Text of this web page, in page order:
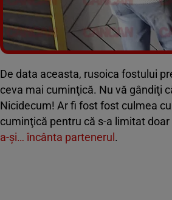
De data aceasta, rusoica fostului
ceva mai cuminţică. Nu vă gândiţi
Nicidecum! Ar fi fost fost culmea
cuminţică pentru că s-a limitat
a-şi… încânta partenerul .